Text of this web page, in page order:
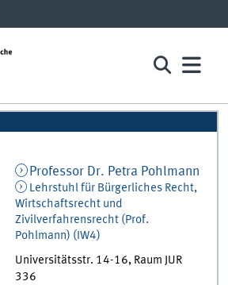
Professor Dr. Petra Pohlmann
Lehrstuhl für Bürgerliches Recht,
Wirtschaftsrecht und
Zivilverfahrensrecht (Prof.
Pohlmann) (IW4)
Universitätsstr. 14-16, Raum JUR
336